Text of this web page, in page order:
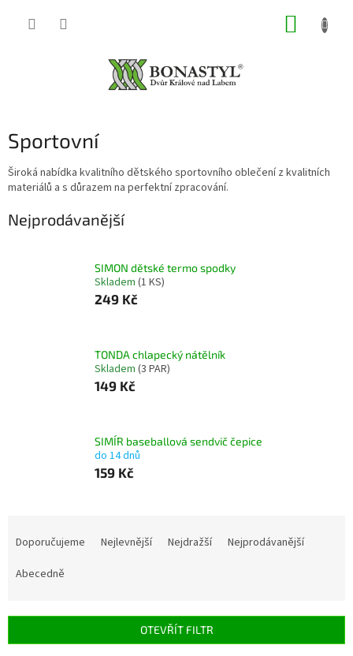
Sportovní
Široká nabídka kvalitního dětského sportovního oblečení z kvalitních
materiálů a s důrazem na perfektní zpracování.
Nejprodávanější
SIMON dětské termo spodky
Skladem (1 KS)
249 Kč
TONDA chlapecký nátělník
Skladem (3 PAR)
149 Kč
SIMÍR baseballová sendvič čepice
do 14 dnů
159 Kč
r
Doporučujeme Nejlevnější Nejdražší
Nejprodávanější
Abecedně
OTEVŘÍT FILTR